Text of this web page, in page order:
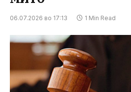
06.07.2026 во 17:13 1 Min Read